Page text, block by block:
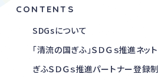
CONTENTS
SDGsについて
「清流の国ぎふ」ＳＤＧｓ推進ネッ
ぎふＳＤＧｓ推進パートナー登録